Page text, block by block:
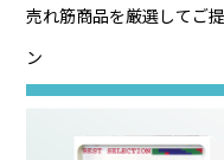
売れ筋商品を厳選してご
ン